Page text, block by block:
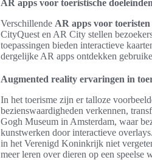
AR apps voor toeristische
Verschillende AR apps voor toeristen
CityQuest en AR City stellen
toepassingen bieden interactieve
dergelijke AR apps ontdekken
Augmented reality ervaringen in
In het toerisme zijn er talloze
bezienswaardigheden verkennen,
Gogh Museum in Amsterdam, waar
kunstwerken door interactieve
in het Verenigd Koninkrijk niet
meer leren over dieren op een speelse